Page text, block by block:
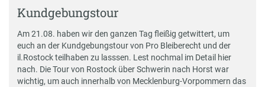
Kundgebungstour
Am 21.08. haben wir den ganzen Tag fleißig getwittert, um
euch an der Kundgebungstour von Pro Bleiberecht und der
il.Rostock teilhaben zu lasssen. Lest nochmal im Detail hier
nach. Die Tour von Rostock über Schwerin nach Horst war
wichtig, um auch innerhalb von Mecklenburg-Vorpommern das